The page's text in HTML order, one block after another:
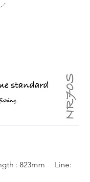
: 823mm Line: